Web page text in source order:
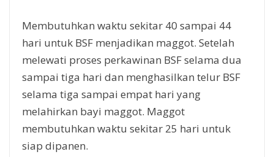
Membutuhkan waktu sekitar 40 sampai 44
hari untuk BSF menjadikan maggot. Setelah
melewati proses perkawinan BSF selama dua
sampai tiga hari dan menghasilkan telur BSF
selama tiga sampai empat hari yang
melahirkan bayi maggot. Maggot
membutuhkan waktu sekitar 25 hari untuk
siap dipanen.